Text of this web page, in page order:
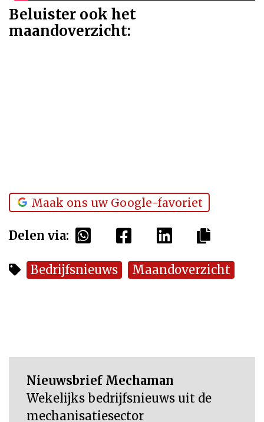
Beluister ook het
maandoverzicht:
Maak ons uw Google-favoriet
Delen via:
Bedrijfsnieuws Maandoverzicht
Nieuwsbrief Mechaman
Wekelijks bedrijfsnieuws uit de
mechanisatiesector